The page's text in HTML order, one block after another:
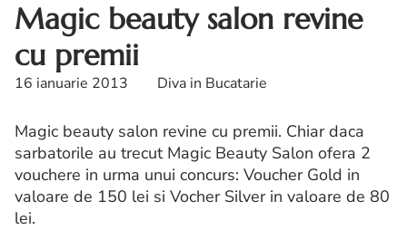
Magic beauty salon revine
cu premii
16 ianuarie 2013 Diva in Bucatarie
Magic beauty salon revine cu premii. Chiar daca
sarbatorile au trecut Magic Beauty Salon ofera 2
vouchere in urma unui concurs: Voucher Gold in
valoare de 150 lei si Vocher Silver in valoare de 80
lei.